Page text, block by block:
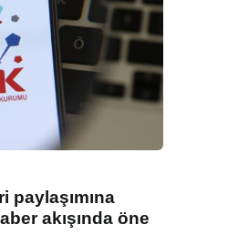
paylaşımına
akışında öne